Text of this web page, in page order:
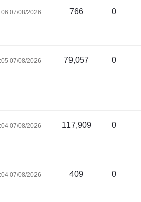
0
766
07/08/2026 22:06
0
79,057
07/08/2026 22:05
0
117,909
07/08/2026 22:04
0
409
07/08/2026 22:04